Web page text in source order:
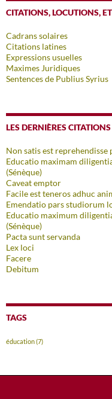
CITATIONS, LOCUTIONS,
Cadrans solaires
Citations latines
Expressions usuelles
Maximes Juridiques
Sentences de Publius Syrius
LES DERNIÈRES CITATIONS
Non satis est reprehendisse
Educatio maximam
(Sénèque)
Caveat emptor
Facile est teneros adhuc
Emendatio pars studiorum
Educatio maximum
(Sénèque)
Pacta sunt servanda
Lex loci
Facere
Debitum
TAGS
éducation(7)